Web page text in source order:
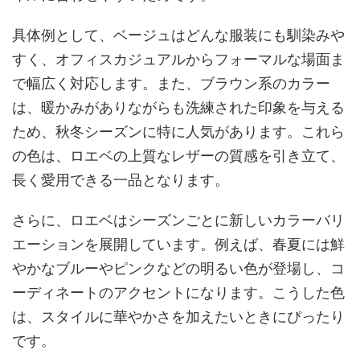
具体例として、ベージュはどんな服装にも馴染みや
すく、オフィスカジュアルからフォーマルな場面ま
で幅広く対応します。また、ブラウン系のカラー
は、暖かみがありながらも洗練された印象を与える
ため、秋冬シーズンに特に人気があります。これら
の色は、ロエベの上質なレザーの質感を引き立て、
長く愛用できる一品となります。
さらに、ロエベはシーズンごとに新しいカラーバリ
エーションを展開しています。例えば、春夏には鮮
やかなブルーやピンクなどの明るい色が登場し、コ
ーディネートのアクセントになります。こうした色
は、スタイルに華やかさを加えたいときにぴったり
です。